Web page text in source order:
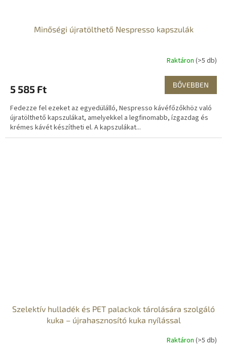
Minőségi újratölthető Nespresso kapszulák
Raktáron (>5 db)
5 585 Ft BŐVEBBEN
Fedezze fel ezeket az egyedülálló, Nespresso kávéfőzőkhöz való
újratölthető kapszulákat, amelyekkel a legfinomabb, ízgazdag és
krémes kávét készítheti el. A kapszulákat...
Szelektív hulladék és PET palackok tárolására szolgáló
kuka – újrahasznosító kuka nyílással
Raktáron (>5 db)